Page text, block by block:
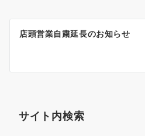
店頭営業自粛延長のお知らせ
サイト内検索